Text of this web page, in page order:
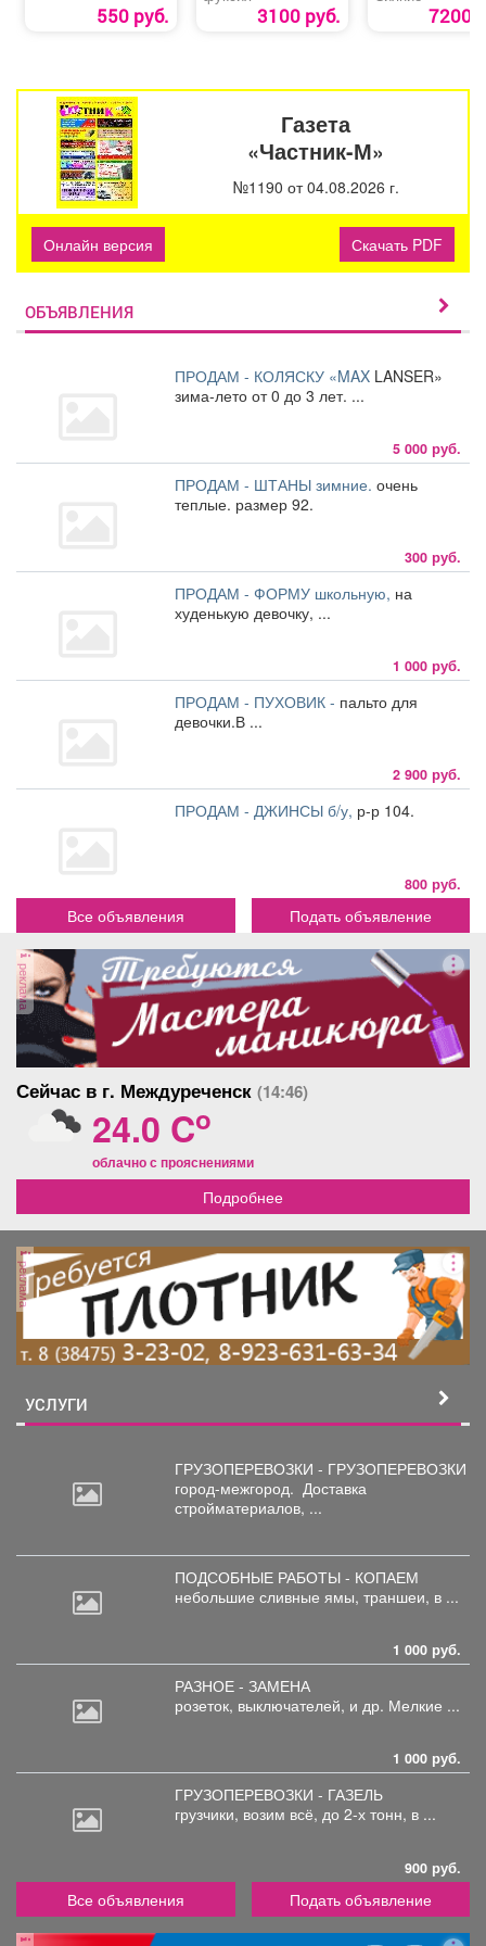
550 руб. 3100 руб. 7200
Газета
«Частник-М»
№1190 от 04.08.2026 г.
Онлайн версия Скачать PDF
ОБЪЯВЛЕНИЯ
ПРОДАМ - КОЛЯСКУ «MAX LANSER»
зима-лето от 0 до 3 лет. ...
5 000 руб.
ПРОДАМ - ШТАНЫ зимние. очень
теплые. размер 92.
300 руб.
ПРОДАМ - ФОРМУ школьную, на
худенькую девочку, ...
1 000 руб.
ПРОДАМ - ПУХОВИК - пальто для
девочки.В ...
2 900 руб.
ПРОДАМ - ДЖИНСЫ б/у, р-р 104.
800 руб.
Все объявления Подать объявление
реклама
Сейчас в г. Междуреченск (14:46)
24.0 Co
облачно с прояснениями
Подробнее
реклама
УСЛУГИ
ГРУЗОПЕРЕВОЗКИ - ГРУЗОПЕРЕВОЗКИ
город-межгород. Доставка
стройматериалов, ...
ПОДСОБНЫЕ РАБОТЫ - КОПАЕМ
небольшие сливные ямы, траншеи, в ...
1 000 руб.
РАЗНОЕ - ЗАМЕНА
розеток, выключателей, и др. Мелкие ...
1 000 руб.
ГРУЗОПЕРЕВОЗКИ - ГАЗЕЛЬ
грузчики, возим всё, до 2-х тонн, в ...
900 руб.
Все объявления Подать объявление